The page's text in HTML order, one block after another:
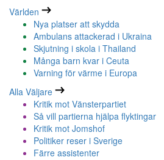
Världen
Nya platser att skydda
Ambulans attackerad i Ukraina
Skjutning i skola i Thailand
Många barn kvar i Ceuta
Varning för värme i Europa
Alla Väljare
Kritik mot Vänsterpartiet
Så vill partierna hjälpa flyktingar
Kritik mot Jomshof
Politiker reser i Sverige
Färre assistenter